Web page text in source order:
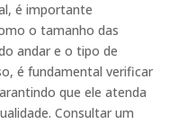
é importante
o tamanho das
andar e o tipo de
é fundamental verificar
que ele atenda
Consultar um